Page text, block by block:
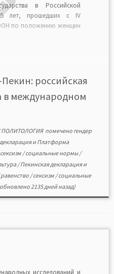
в Российской
лет, прошедших с IV
по положению женщин
Однако со временем […]
российская
в международном
ПОЛИТОЛОГИЯ помечено гендер
и Платформа
сексизм /социальные нормы/
/Пекинская декларация и
равенство /сексизм /социальные
2135 дней назад)
исследований и